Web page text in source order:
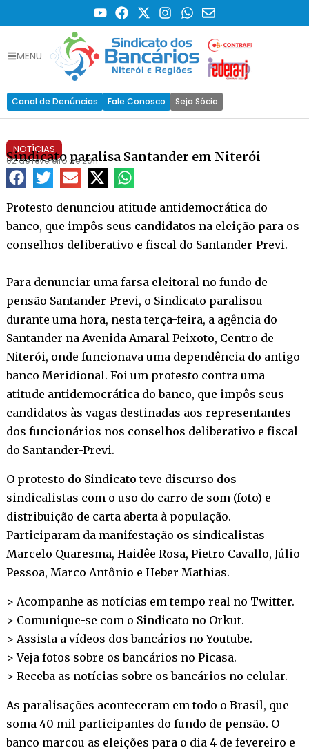
MENU
Canal de Denúncias Fale Conosco Seja Sócio
NOTÍCIAS
Sindicato paralisa Santander em Niterói
02 de fevereiro de 2011
Protesto denunciou atitude antidemocrática do
banco, que impôs seus candidatos na eleição para os
conselhos deliberativo e fiscal do Santander-Previ.
Para denunciar uma farsa eleitoral no fundo de
pensão Santander-Previ, o Sindicato paralisou
durante uma hora, nesta terça-feira, a agência do
Santander na Avenida Amaral Peixoto, Centro de
Niterói, onde funcionava uma dependência do antigo
banco Meridional. Foi um protesto contra uma
atitude antidemocrática do banco, que impôs seus
candidatos às vagas destinadas aos representantes
dos funcionários nos conselhos deliberativo e fiscal
do Santander-Previ.
O protesto do Sindicato teve discurso dos
sindicalistas com o uso do carro de som (foto) e
distribuição de carta aberta à população.
Participaram da manifestação os sindicalistas
Marcelo Quaresma, Haidêe Rosa, Pietro Cavallo, Júlio
Pessoa, Marco Antônio e Heber Mathias.
> Acompanhe as notícias em tempo real no Twitter.
> Comunique-se com o Sindicato no Orkut.
> Assista a vídeos dos bancários noYoutube.
> Veja fotos sobre os bancários no Picasa.
> Receba as notícias sobre os bancários no celular.
As paralisações aconteceram em todo o Brasil, que
soma 40 mil participantes do fundo de pensão. O
banco marcou as eleições para o dia 4 de fevereiro e